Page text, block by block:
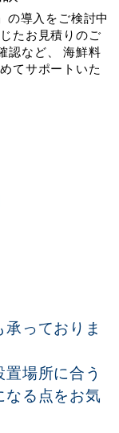
の導入をご検討中
たお見積りのご
認など、 海鮮料
てサポートいた
っておりま
場所に合う
る点をお気